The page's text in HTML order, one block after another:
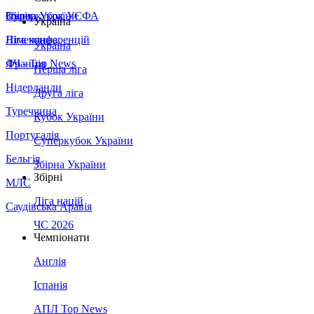
Збірна України
Італія
Німеччина
Франція
Нідерланди
Туреччина
Португалія
Бельгія
МЛС
Саудівська Аравія
Суперкубок УЄФА
Ліга конференцій
ЛЧ - Top News
Україна
Україна
Перша ліга
Друга ліга
Кубок України
Суперкубок України
Збірна України
Збірні
Ліга націй
ЧС 2026
Чемпіонати
Англія
Іспанія
АПЛ Top News